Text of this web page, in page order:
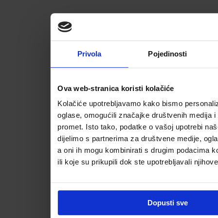
Privola Pojedinosti
Ova web-stranica koristi kolačiće
Kolačiće upotrebljavamo kako bismo
oglase, omogućili značajke društvenih medija i
promet. Isto tako, podatke o vašoj upotrebi
dijelimo s partnerima za društvene medije,
a oni ih mogu kombinirati s drugim podacima
ili koje su prikupili dok ste upotrebljavali
Dopusti sve